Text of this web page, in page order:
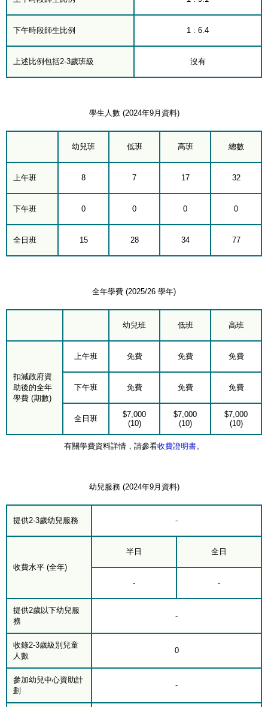
下午時段師生比例 1 : 6.4
上述比例包括2-3歲班級 沒有
學生人數 (2024年9月資料)
幼兒班 低班 高班 總數
上午班 8 7 17 32
下午班 0 0 0 0
全日班 15 28 34 77
全年學費 (2025/26 學年)
幼兒班 低班 高班
扣減政府資
助後的全年
學費 (期數)
上午班 免費 免費 免費
下午班 免費 免費 免費
全日班
$7,000
(10)
$7,000
(10)
$7,000
(10)
有關學費資料詳情，請參看收費證明書。
幼兒服務 (2024年9月資料)
提供2-3歲幼兒服務 -
收費水平 (全年)
半日 全日
- -
提供2歲以下幼兒服
務
-
收錄2-3歲級別兒童
人數
0
參加幼兒中心資助計
劃
-